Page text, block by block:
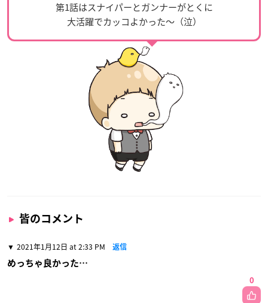
第1話はスナイパーとガンナーがとくに
大活躍でカッコよかった〜（泣）
皆のコメント
2021年1月12日 at 2:33 PM 返信
めっちゃ良かった…
0